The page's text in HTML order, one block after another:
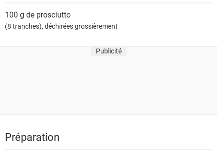
100 g de prosciutto
(8 tranches), déchirées grossièrement
Publicité
Préparation